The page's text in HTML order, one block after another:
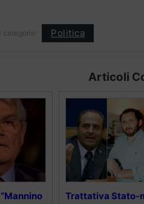
categorie: Politica
Articoli
Trattativa Stato-